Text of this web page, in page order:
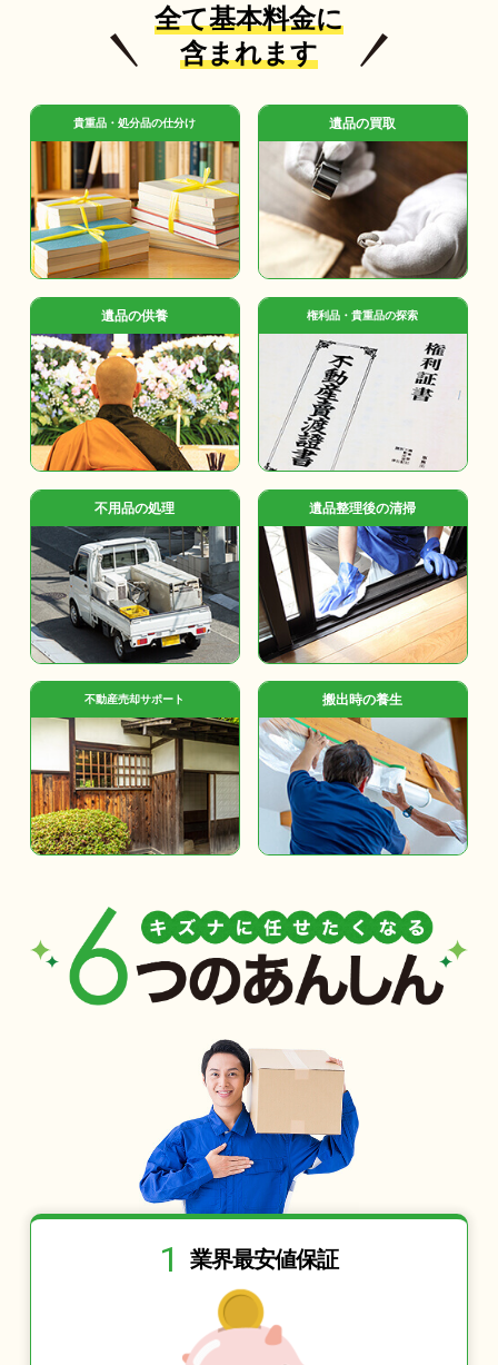
全て基本料金に
含まれます
貴重品・処分品の仕分け 遺品の買取
遺品の供養 権利品・貴重品の探索
不用品の処理 遺品整理後の清掃
不動産売却サポート 搬出時の養生
1 業界最安値保証